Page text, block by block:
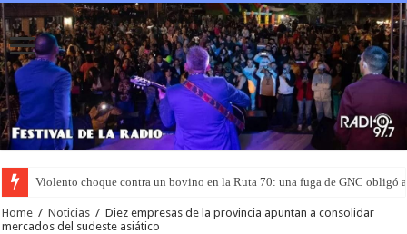
Violento choque contra un bovino en la Ruta 70: una fuga de GNC obligó
Murió el joven que había sido rociado con nafta y prendido fuego en San
Home / Noticias / Diez empresas de la provincia apuntan a consolidar
mercados del sudeste asiático